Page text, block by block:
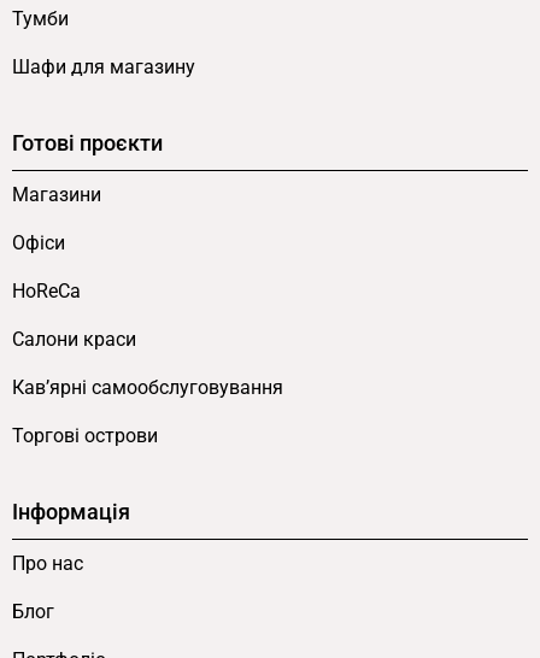
Тумби
Шафи для магазину
Готові проєкти
Магазини
Офіси
HoReCa
Салони краси
Кав’ярні самообслуговування
Торгові острови
Інформація
Про нас
Блог